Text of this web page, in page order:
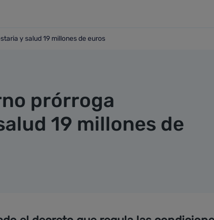
y salud 19 millones de euros
y salud 19 millones de euros
prórroga
19 millones de